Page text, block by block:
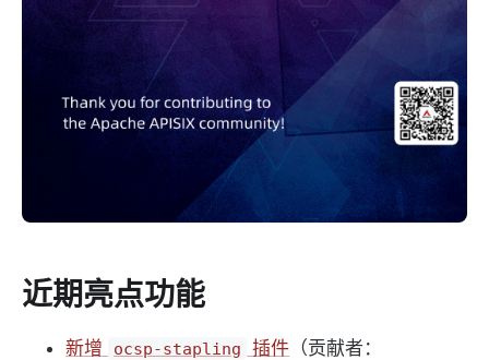
近期亮点功能
新增 ocsp-stapling 插件 （贡献者：